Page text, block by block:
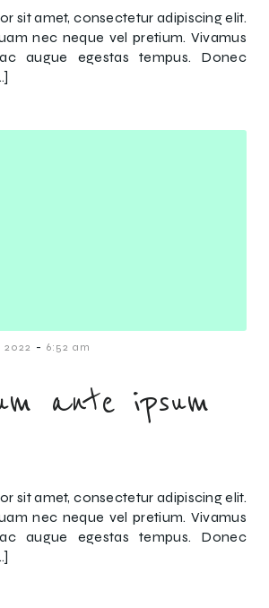
sit amet, consectetur adipiscing elit.
nec neque vel pretium. Vivamus
augue egestas tempus. Donec
2022 - 6:52 am
ante ipsum
sit amet, consectetur adipiscing elit.
nec neque vel pretium. Vivamus
augue egestas tempus. Donec